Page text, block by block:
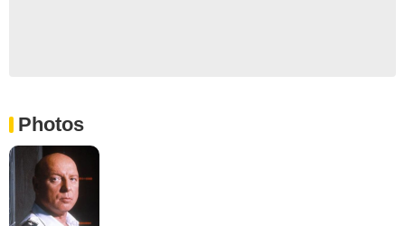
Photos